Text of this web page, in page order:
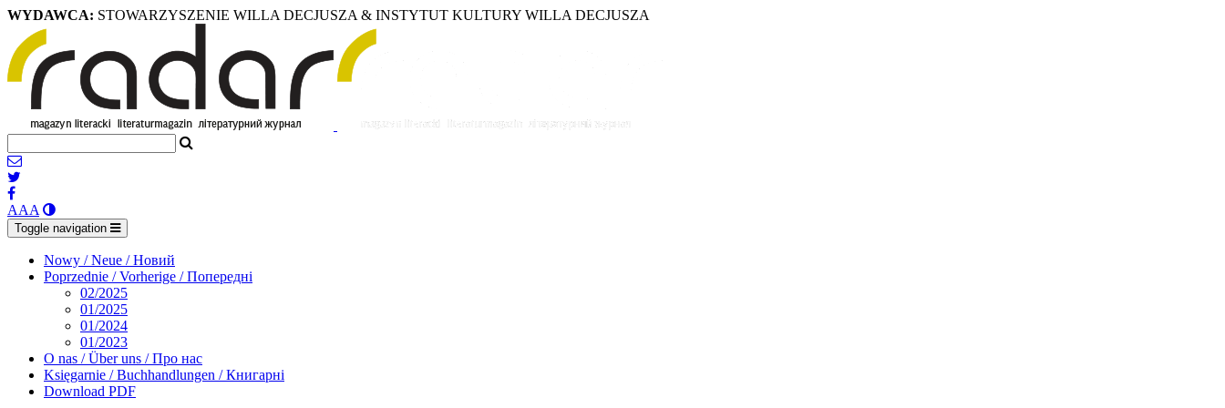
WYDAWCA: STOWARZYSZENIE WILLA DECJUSZA & INSTYTUT KULTURY WILLA DECJUSZA
AAA
Toggle navigation
Nowy / Neue / Новий
Poprzednie / Vorherige / Попередні
02/2025
01/2025
01/2024
01/2023
O nas / Über uns / Про нас
Księgarnie / Buchhandlungen / Книгарні
Download PDF